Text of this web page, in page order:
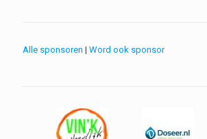
Alle sponsoren | Word ook sponsor